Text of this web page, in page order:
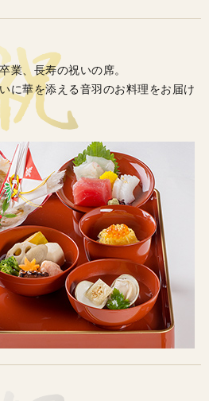
業、長寿の祝いの席。
に華を添える音羽のお料理をお届け